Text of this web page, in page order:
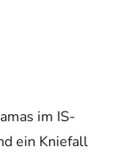
im IS-
ein Kniefall